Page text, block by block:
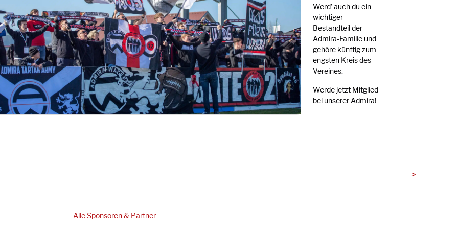
Werd’ auch du ein
wichtiger
Bestandteil der
Admira-Familie und
gehöre künftig zum
engsten Kreis des
Vereines.
Werde jetzt Mitglied
bei unserer Admira!
>
Alle Sponsoren & Partner